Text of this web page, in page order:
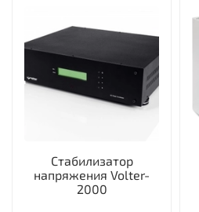
Стабилизатор
напряжения Volter-
2000